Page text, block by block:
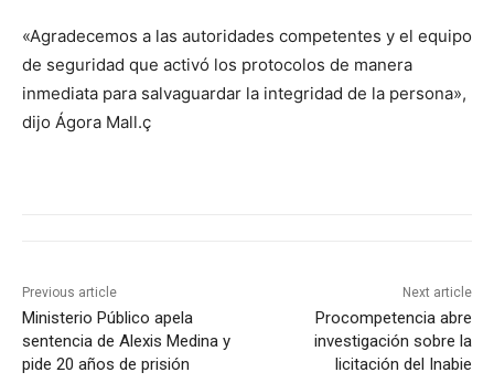
«Agradecemos a las autoridades competentes y el equipo
de seguridad que activó los protocolos de manera
inmediata para salvaguardar la integridad de la persona»,
dijo Ágora Mall.ç
Previous article
Ministerio Público apela
sentencia de Alexis Medina y
pide 20 años de prisión
Next article
Procompetencia abre
investigación sobre la
licitación del Inabie